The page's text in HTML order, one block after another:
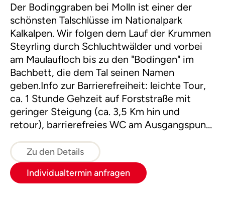
Der Bodinggraben bei Molln ist einer der
schönsten Talschlüsse im Nationalpark
Kalkalpen. Wir folgen dem Lauf der Krummen
Steyrling durch Schluchtwälder und vorbei
am Maulaufloch bis zu den "Bodingen" im
Bachbett, die dem Tal seinen Namen
geben.Info zur Barrierefreiheit: leichte Tour,
ca. 1 Stunde Gehzeit auf Forststraße mit
geringer Steigung (ca. 3,5 Km hin und
retour), barrierefreies WC am Ausgangspunkt
Jausenstation Jagahäusl im Bodinggraben.
Zu den Details
Individualtermin anfragen